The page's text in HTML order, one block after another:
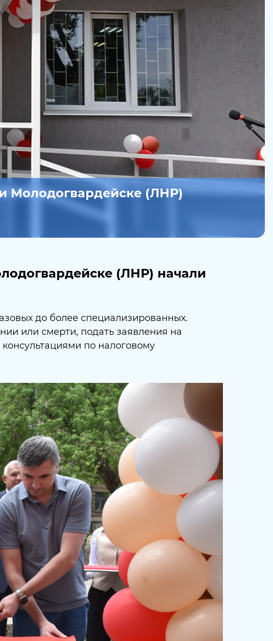
Молодогвардейске (ЛНР)
(ЛНР) начали
до более специализированных.
или смерти, подать заявления на
по налоговому